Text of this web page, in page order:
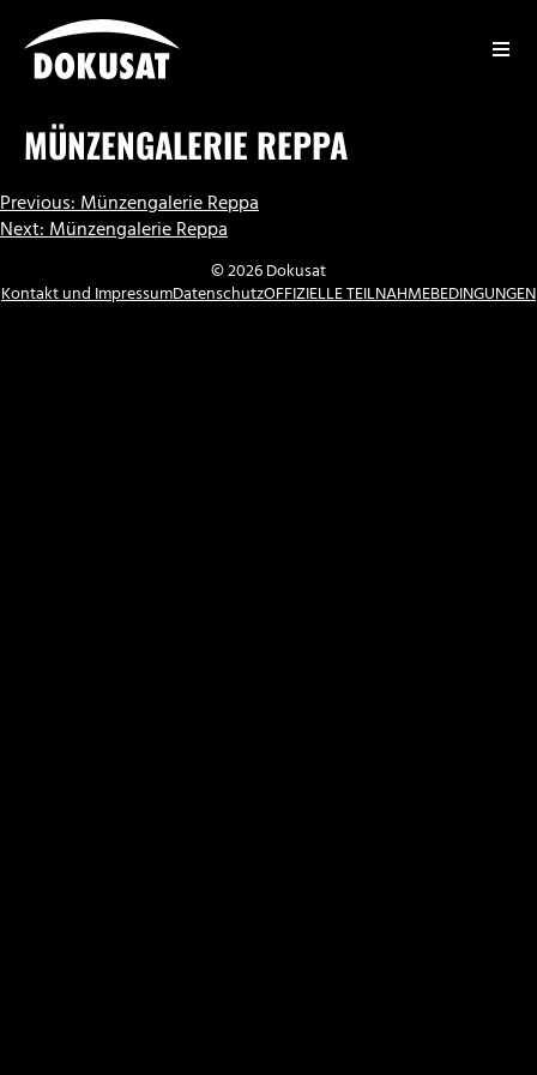
Inhalt
springen
MÜNZENGALERIE REPPA
BEITRAGSNAVIGATION
Previous:Münzengalerie Reppa
Next:Münzengalerie Reppa
© 2026 Dokusat
Kontakt und ImpressumDatenschutzOFFIZIELLE TEILNAHMEBEDINGUNGEN